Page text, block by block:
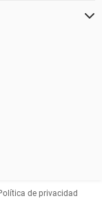
de privacidad